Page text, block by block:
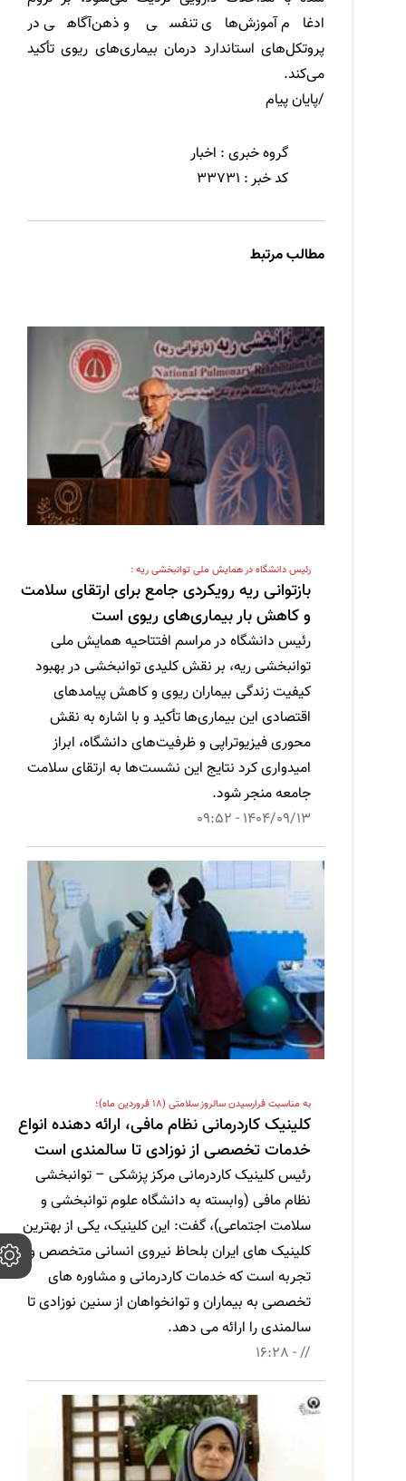
ادغام آموزش‌های تنفسی و ذهن‌آگاهی در
پروتکل‌های استاندارد درمان بیماری‌های ریوی تأکید
می‌کند.
گروه خبری :اخبار
کد خبر :33731
مطالب مرتبط
رئیس دانشگاه در همایش ملی توانبخشی ریه :
بازتوانی ریه رویکردی جامع برای ارتقای سلامت
و کاهش بار بیماری‌های ریوی است
رئیس دانشگاه در مراسم افتتاحیه همایش ملی
توانبخشی ریه، بر نقش کلیدی توانبخشی در بهبود
کیفیت زندگی بیماران ریوی و کاهش پیامدهای
اقتصادی این بیماری‌ها تأکید و با اشاره به نقش
محوری فیزیوتراپی و ظرفیت‌های دانشگاه، ابراز
امیدواری کرد نتایج این نشست‌ها به ارتقای سلامت
جامعه منجر شود.
1404/09/13 - 09:52
به مناسبت فرارسیدن سالروز سلامتی (18 فروردین ماه)؛
کلینیک کاردرمانی نظام مافی، ارائه دهنده انواع
خدمات تخصصی از نوزادی تا سالمندی است
رئیس کلینیک کاردرمانی مرکز پزشکی – توانبخشی
نظام مافی (وابسته به دانشگاه علوم توانبخشی و
سلامت اجتماعی)، گفت: این کلینیک، یکی از بهترین
کلینیک های ایران بلحاظ نیروی انسانی متخصص و با
تجربه است که خدمات کاردرمانی و مشاوره های
تخصصی به بیماران و توانخواهان از سنین نوزادی تا
سالمندی را ارائه می دهد.
// - 16:28